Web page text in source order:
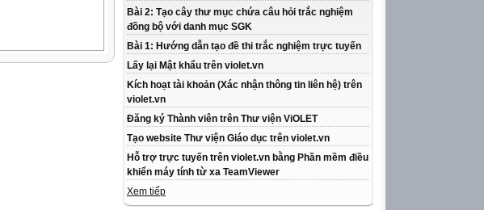
Bài 2: Tạo cây thư mục chứa câu hỏi trắc nghiệm
đồng bộ với danh mục SGK
Bài 1: Hướng dẫn tạo đề thi trắc nghiệm trực tuyến
Lấy lại Mật khẩu trên violet.vn
Kích hoạt tài khoản (Xác nhận thông tin liên hệ) trên
violet.vn
Đăng ký Thành viên trên Thư viện ViOLET
Tạo website Thư viện Giáo dục trên violet.vn
Hỗ trợ trực tuyến trên violet.vn bằng Phần mềm điều
khiển máy tính từ xa TeamViewer
Xem tiếp